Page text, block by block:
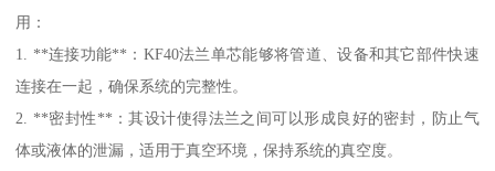
用：
1. **连接功能**：KF40法兰单芯能够将管道、设备和其它部件快速
连接在一起，确保系统的完整性。
2. **密封性**：其设计使得法兰之间可以形成良好的密封，防止气
体或液体的泄漏，适用于真空环境，保持系统的真空度。